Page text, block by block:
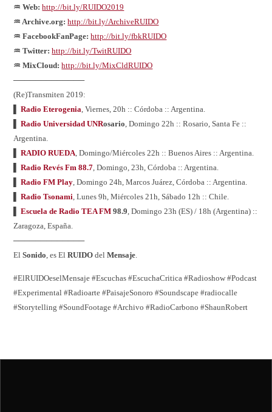
♒ Web: http://bit.ly/RUIDO2019
♒ Archive.org: http://bit.ly/ArchiveRUIDO
♒ FacebookFanPage: http://bit.ly/fbkRUIDO
♒ Twitter: http://bit.ly/TwitRUIDO
♒ MixCloud: http://bit.ly/MixCldRUIDO
─────────────
(Re)Transmiten 2019:
▌Radio Eterogenia , Viernes, 20h :: Córdoba :: Argentina.
▌Radio Universidad UNRosario , Domingo 22h :: Rosario, Santa Fe ::
Argentina.
▌RADIO RUEDA , Domingo/Miércoles 22h :: Buenos Aires :: Argentina.
▌Radio Revés Fm 88.7 , Domingo, 23h, Córdoba :: Argentina.
▌Radio FM Play , Domingo 24h, Marcos Juárez, Córdoba :: Argentina.
▌Radio Tsonami , Lunes 9h, Miércoles 21h, Sábado 12h :: Chile.
▌Escuela de Radio TEA FM 98.9 , Domingo 23h (ES) / 18h (Argentina) ::
Zaragoza, España.
─────────────
ElSonido , es ElRUIDO delMensaje
#ElRUIDOeselMensaje #Escuchas #EscuchaCritica #Radioshow #Podcast
#Experimental #Radioarte #PaisajeSonoro #Soundscape #radiocalle
#Storytelling #SoundFootage #Archivo #RadioCarbono #ShaunRobert